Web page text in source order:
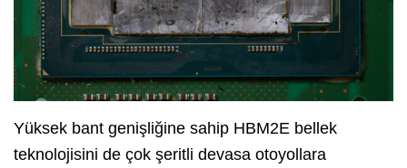
Yüksek bant genişliğine sahip HBM2E bellek
teknolojisini de çok şeritli devasa otoyollara